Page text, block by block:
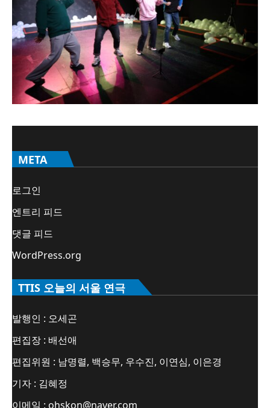
META
로그인
엔트리 피드
댓글 피드
WordPress.org
TTIS 오늘의 서울 연극
발행인 : 오세곤
편집장 : 배선애
편집위원 : 남명렬, 백승무, 우수진, 이연심, 이은경
기자 : 김혜정
이메일 : ohskon@naver.com